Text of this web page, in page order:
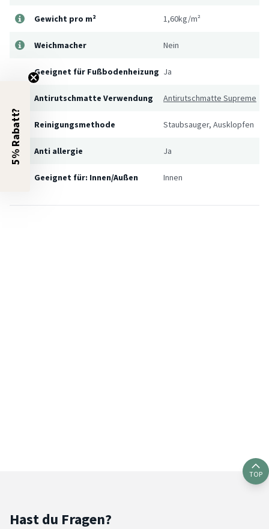
Gewicht pro m² 1,60kg/m²
Weichmacher Nein
Geeignet für Fußbodenheizung Ja
Antirutschmatte Verwendung Antirutschmatte Supreme
Reinigungsmethode Staubsauger, Ausklopfen
Anti allergie Ja
Geeignet für: Innen/Außen Innen
TOP
Hast du Fragen?
5% Rabatt?